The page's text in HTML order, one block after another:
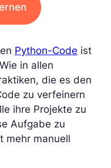
Python-Code ist
in allen
die es den
zu verfeinern
ihre Projekte zu
Aufgabe zu
mehr manuell